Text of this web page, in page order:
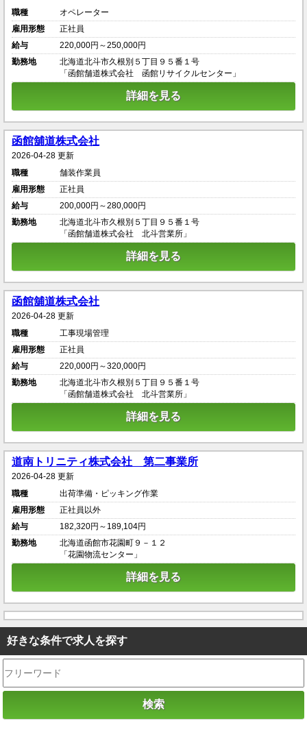
職種
オペレーター
雇用形態
正社員
給与
220,000円～250,000円
勤務地
北海道北斗市久根別５丁目９５番１号
「函館舗道株式会社 函館リサイクルセンター」
詳細を見る
函館舖道株式会社
2026-04-28 更新
職種
舗装作業員
雇用形態
正社員
給与
200,000円～280,000円
勤務地
北海道北斗市久根別５丁目９５番１号
「函館舗道株式会社 北斗営業所」
詳細を見る
函館舖道株式会社
2026-04-28 更新
職種
工事現場管理
雇用形態
正社員
給与
220,000円～320,000円
勤務地
北海道北斗市久根別５丁目９５番１号
「函館舗道株式会社 北斗営業所」
詳細を見る
道南トリニティ株式会社 第二事業所
2026-04-28 更新
職種
出荷準備・ピッキング作業
雇用形態
正社員以外
給与
182,320円～189,104円
勤務地
北海道函館市花園町９－１２
「花園物流センター」
詳細を見る
好きな条件で求人を探す